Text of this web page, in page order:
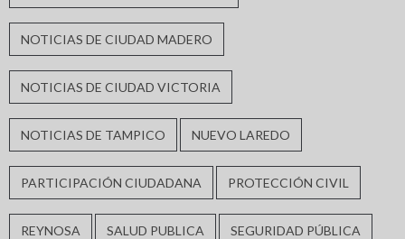
NOTICIAS DE CIUDAD MADERO
NOTICIAS DE CIUDAD VICTORIA
NOTICIAS DE TAMPICO NUEVO LAREDO
PARTICIPACIÓN CIUDADANA PROTECCIÓN CIVIL
REYNOSA SALUD PUBLICA SEGURIDAD PÚBLICA